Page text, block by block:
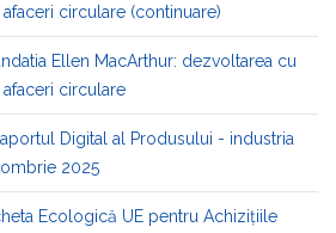
circulare (continuare)
Ellen MacArthur: dezvoltarea cu
circulare
Digital al Produsului - industria
2025
Ecologică UE pentru Achizițiile